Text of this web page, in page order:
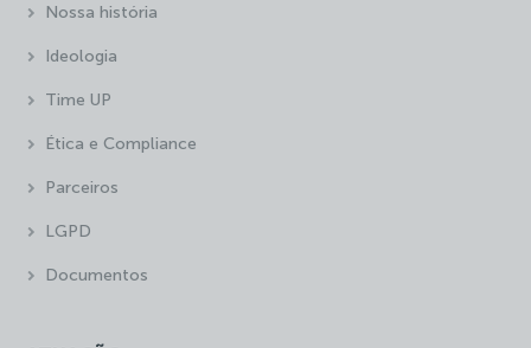
Nossa história
Ideologia
Time UP
Ética e Compliance
Parceiros
LGPD
Documentos